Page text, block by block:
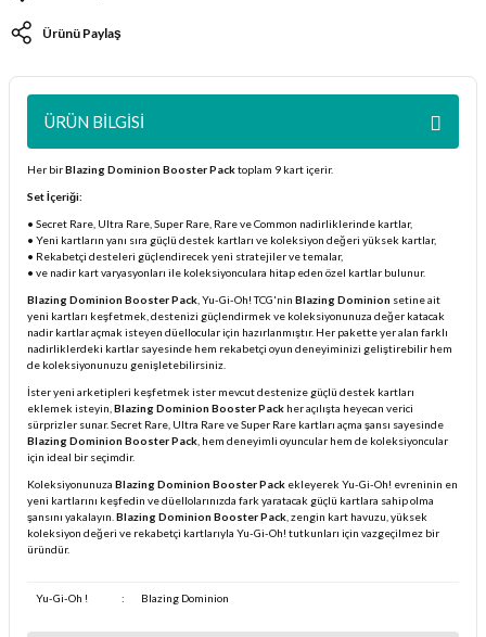
Ürünü Paylaş
ÜRÜN BILGISI
Her birBlazing Dominion Booster Packtoplam 9 kart içerir.
Set İçeriği:
• Secret Rare, Ultra Rare, Super Rare, Rare ve Common nadirliklerinde kartlar,
• Yeni kartların yanı sıra güçlü destek kartları ve koleksiyon değeri yüksek kartlar,
• Rekabetçi desteleri güçlendirecek yeni stratejiler ve temalar,
• ve nadir kart varyasyonları ile koleksiyonculara hitap eden özel kartlar bulunur.
Blazing Dominion Booster Pack , Yu-Gi-Oh! TCG'nin Blazing Dominion setine ait
yeni kartları keşfetmek, destenizi güçlendirmek ve koleksiyonunuza değer katacak
nadir kartlar açmak isteyen düellocular için hazırlanmıştır. Her pakette yer alan farklı
nadirliklerdeki kartlar sayesinde hem rekabetçi oyun deneyiminizi geliştirebilir hem
de koleksiyonunuzu genişletebilirsiniz.
İster yeni arketipleri keşfetmek ister mevcut destenize güçlü destek kartları
eklemek isteyin, Blazing Dominion Booster Pack her açılışta heyecan verici
sürprizler sunar. Secret Rare, Ultra Rare ve Super Rare kartları açma şansı sayesinde
Blazing Dominion Booster Pack , hem deneyimli oyuncular hem de koleksiyoncular
için ideal bir seçimdir.
Koleksiyonunuza Blazing Dominion Booster Pack ekleyerek Yu-Gi-Oh! evreninin en
yeni kartlarını keşfedin ve düellolarınızda fark yaratacak güçlü kartlara sahip olma
şansını yakalayın. Blazing Dominion Booster Pack , zengin kart havuzu, yüksek
koleksiyon değeri ve rekabetçi kartlarıyla Yu-Gi-Oh! tutkunları için vazgeçilmez bir
üründür.
Yu-Gi-Oh ! : Blazing Dominion